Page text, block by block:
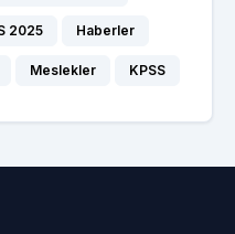
2025 Haberler
Meslekler KPSS